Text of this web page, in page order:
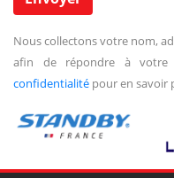
Nous collectons votre nom,
afin de répondre à votre
confidentialité pour en savoir